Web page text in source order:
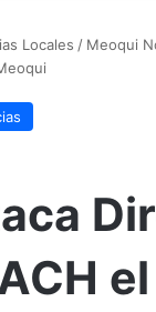
Locales / Meoqui